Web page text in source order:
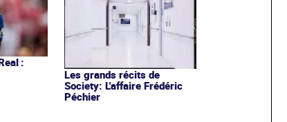
:
Les grands récits de
Society: L'affaire Frédéric
Péchier